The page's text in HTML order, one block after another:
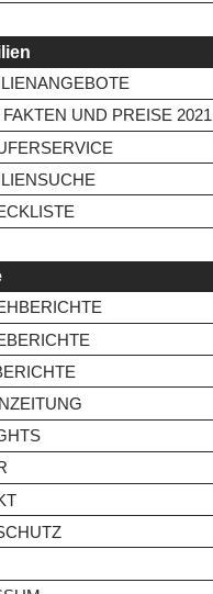
UND PREISE 2021